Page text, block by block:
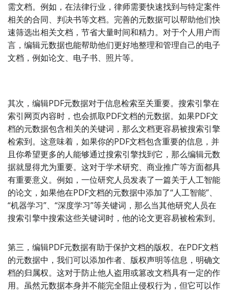
需文档。例如，在法律行业，律师需要快速找到与特定案件
相关的合同、判决书等文档。完善的元数据可以帮助他们快
速筛选出相关文档，节省大量时间和精力。对于个人用户而
言，编辑元数据也能帮助他们更好地整理和管理自己的电子
文档，例如论文、电子书、照片等。
其次，编辑PDF元数据对于信息检索至关重要。搜索引擎在
索引网页内容时，也会抓取PDF文档的元数据。如果PDF文
档的元数据包含相关的关键词，那么文档更容易被搜索引擎
检索到。这意味着，如果你的PDF文档包含重要的信息，并
且你希望更多的人能够通过搜索引擎找到它，那么编辑元数
据就显得尤为重要。这对于学术研究、商业推广等方面都具
有重要意义。例如，一位研究人员发表了一篇关于人工智能
的论文，如果他在PDF文档的元数据中添加了“人工智能”、
“机器学习”、“深度学习”等关键词，那么当其他研究人员在
搜索引擎中搜索这些关键词时，他的论文更容易被检索到。
第三，编辑PDF元数据有助于保护文档的版权。在PDF文档
的元数据中，我们可以添加作者、版权声明等信息，明确文
档的归属权。这对于防止他人盗用或篡改文档具有一定的作
用。虽然元数据本身并不能完全阻止侵权行为，但它可以作